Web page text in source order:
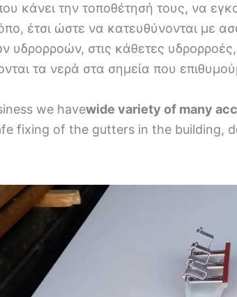
κάνει την τοποθέτησή τους, να
έτσι ώστε να κατευθύνονται με
υδρορροών, στις κάθετες
τα νερά στα σημεία που
we havewide variety of many
fixing of the gutters in the building,